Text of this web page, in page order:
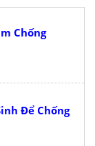
Chống
Để Chống